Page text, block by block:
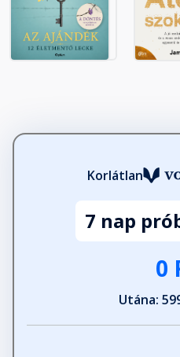
Második lépés – 2.
Fejezet hossza: 00:05:39
Második lépés – 3.
rendelkezésedre áll
Fejezet hossza: 00:02:01
Második lépés – 4.
Korlátlan
7 nap
0
Utána: